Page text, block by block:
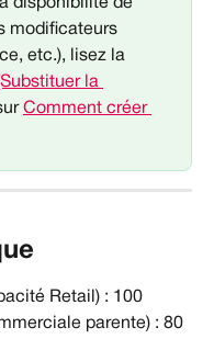
disponibilité de
modificateurs
etc.), lisez la
la
Comment créer
Retail) : 100
parente) : 80